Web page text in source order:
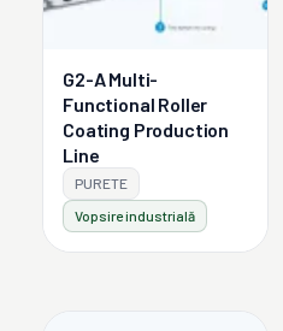
G2-A Multi-
Functional Roller
Coating Production
Line
PURETE
Vopsire industrială